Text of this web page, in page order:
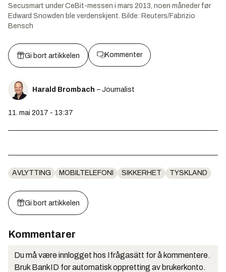
Secusmart under CeBit-messen i mars 2013, noen måneder før
Edward Snowden ble verdenskjent. Bilde: Reuters/Fabrizio
Bensch
Gi bort artikkelen Kommenter
Harald Brombach – Journalist
11. mai 2017 - 13:37
AVLYTTING MOBILTELEFONI SIKKERHET TYSKLAND
Gi bort artikkelen
Kommentarer
Du må være innlogget hos Ifrågasätt for å kommentere.
Bruk BankID for automatisk oppretting av brukerkonto.